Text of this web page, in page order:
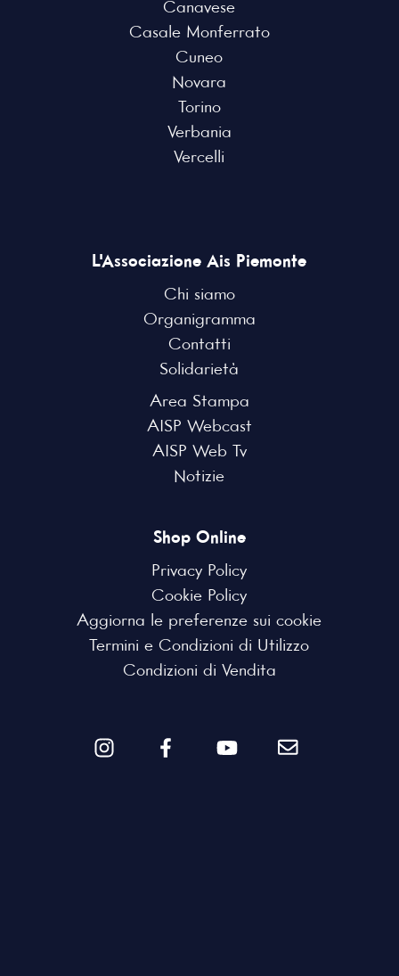
Canavese
Casale Monferrato
Cuneo
Novara
Torino
Verbania
Vercelli
L'Associazione Ais Piemonte
Chi siamo
Organigramma
Contatti
Solidarietà
Area Stampa
AISP Webcast
AISP Web Tv
Notizie
Shop Online
Privacy Policy
Cookie Policy
Aggiorna le preferenze sui cookie
Termini e Condizioni di Utilizzo
Condizioni di Vendita